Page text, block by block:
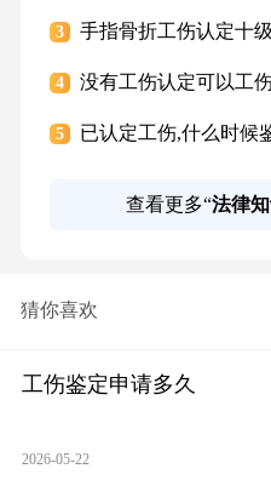
3 手指骨折工伤认定十
4 没有工伤认定可以工
5 已认定工伤,什么时候
查看更多“法律
猜你喜欢
工伤鉴定申请多久
2026-05-22